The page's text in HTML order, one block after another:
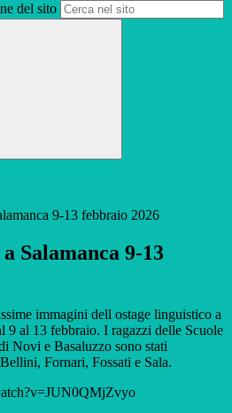
del sito
9-13 febbraio 2026
Salamanca 9-13
immagini dell ostage linguistico a
9 al 13 febbraio. I ragazzi delle Scuole
Novi e Basaluzzo sono stati
Fornari, Fossati e Sala.